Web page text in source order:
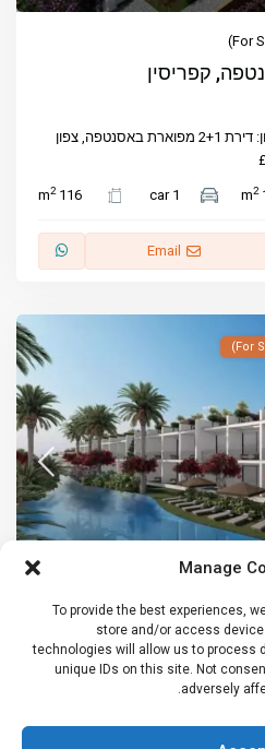
Manage
To provide the best experiences,
store and/or access
technologies will allow us to process
unique IDs on this site. Not
adversely
כותרת: חוויה מקסימה בים התיכון: דירת 2+1 מפוארת באסנטפה, צפון
2
1 car
116 m
2
Email
פנטהאוז (Penthouse) ,